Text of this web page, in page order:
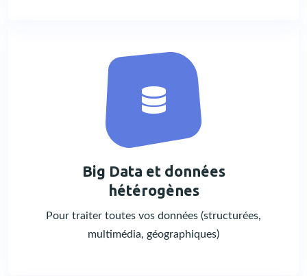
Big Data et données
hétérogènes
Pour traiter toutes vos données (structurées,
multimédia, géographiques)